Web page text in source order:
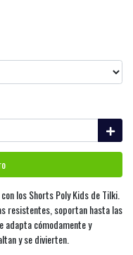
los Shorts Poly Kids de Tilki.
resistentes, soportan hasta las
adapta cómodamente y
y se divierten.